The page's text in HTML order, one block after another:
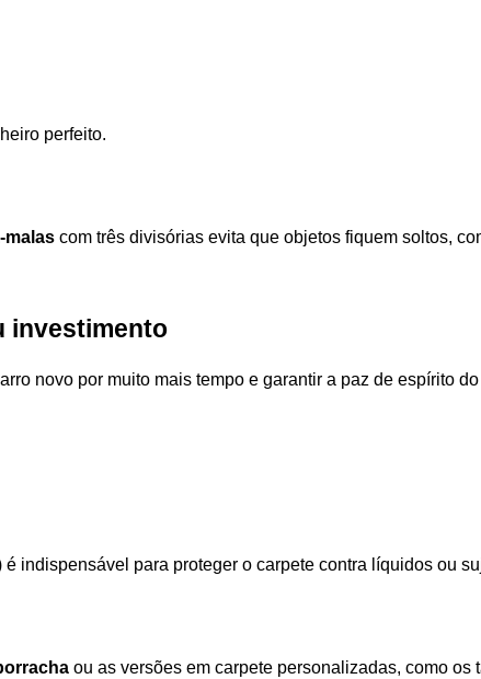
perfeito.
malas com três divisórias evita que objetos fiquem soltos,
investimento
novo por muito mais tempo e garantir a paz de espírito
indispensável para proteger o carpete contra líquidos ou
ou as versões em carpete personalizadas, como os